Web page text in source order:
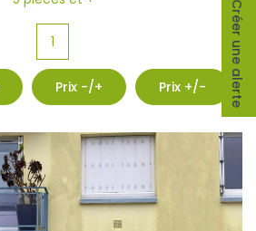
Créer une alerte
1
Prix -/+ Prix +/-